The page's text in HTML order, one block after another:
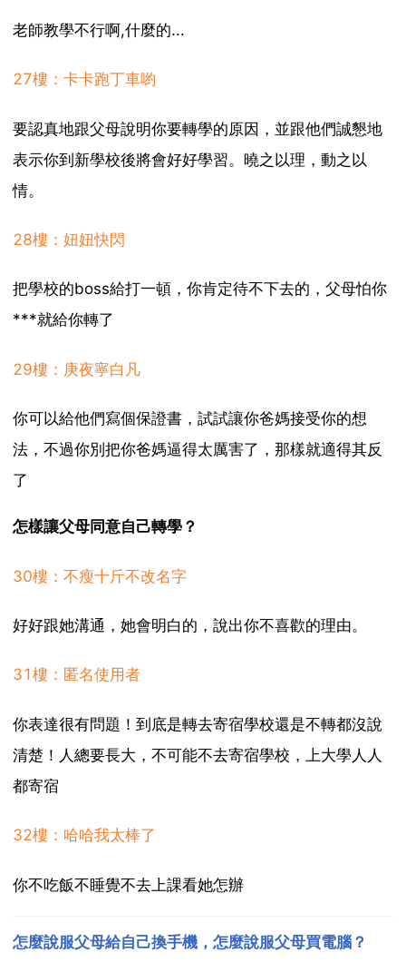
老師教學不行啊,什麼的...
27樓：卡卡跑丁車喲
要認真地跟父母說明你要轉學的原因，並跟他們誠懇地
表示你到新學校後將會好好學習。曉之以理，動之以
情。
28樓：妞妞快閃
把學校的boss給打一頓，你肯定待不下去的，父母怕你
***就給你轉了
29樓：庚夜寧白凡
你可以給他們寫個保證書，試試讓你爸媽接受你的想
法，不過你別把你爸媽逼得太厲害了，那樣就適得其反
了
怎樣讓父母同意自己轉學？
30樓：不瘦十斤不改名字
好好跟她溝通，她會明白的，說出你不喜歡的理由。
31樓：匿名使用者
你表達很有問題！到底是轉去寄宿學校還是不轉都沒說
清楚！人總要長大，不可能不去寄宿學校，上大學人人
都寄宿
32樓：哈哈我太棒了
你不吃飯不睡覺不去上課看她怎辦
怎麼說服父母給自己換手機，怎麼說服父母買電腦？